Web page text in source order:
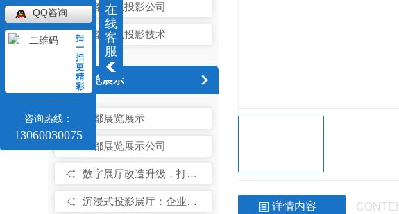
成都全息投影公司
成都全息投影技术
展览展示
成都展览展示
成都展览展示公司
数字展厅改造升级，打造企业展示硬核竞争力
沉浸式投影展厅：企业如何打造令人 的品牌体验空间？ 详情内容
在
线
客
服
QQ咨询
扫
一
扫
更
精
彩
咨询热线：
13060030075